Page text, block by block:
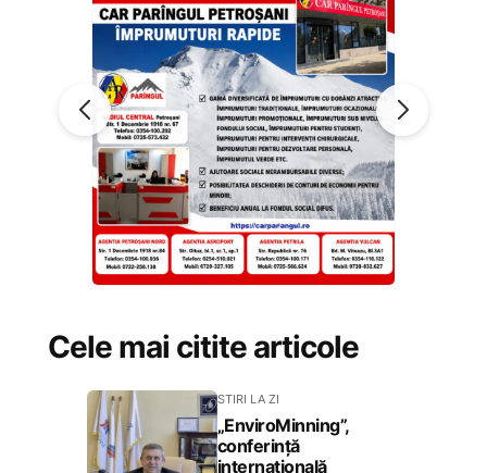
Cele mai citite articole
STIRI LA ZI
„EnviroMinning”,
conferință
internațională